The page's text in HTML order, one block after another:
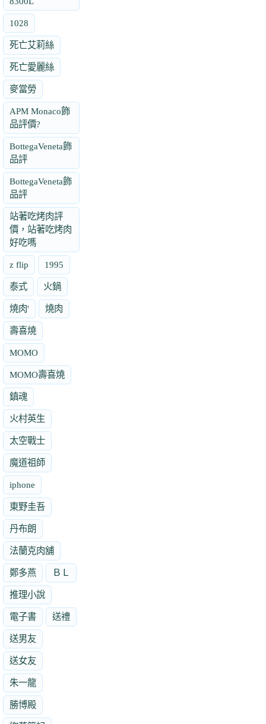
1028
死亡艾莉絲
死亡愛麗絲
麥當勞
APM Monaco飾
品評價?
BottegaVeneta飾
品評
BottegaVeneta飾
品評
站著吃烤肉評
價，站著吃烤肉
好吃嗎
z flip 1995
泰式 火鍋
燒肉' 燒肉
壽喜燒
MOMO
MOMO壽喜燒
鎮魂
火村英生
太空戰士
魔道祖師
iphone
東野圭吾
丹布朗
法蘭克肉舖
鄭多燕 ＢＬ
推理小說
電子書 送禮
送男友
送女友
朱一龍
勝博殿